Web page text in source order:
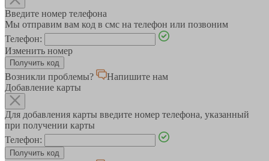
Введите номер телефона
Мы отправим вам код в смс на телефон или позвоним
Телефон:
Изменить номер
Возникли проблемы?
Напишите нам
Добавление карты
Для добавления карты введите номер телефона, указанный
при получении карты
Телефон: